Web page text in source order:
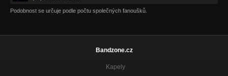
Podobnost se určuje podle počtu společných fanoušků.
Bandzone.cz
Kapely